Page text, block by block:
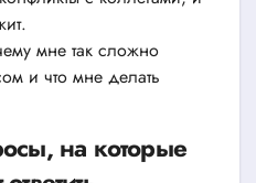
мне так сложно
и что мне делать
на которые